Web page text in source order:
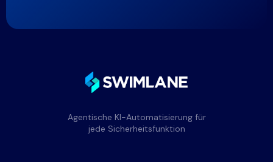
Agentische KI-Automatisierung für
jede Sicherheitsfunktion